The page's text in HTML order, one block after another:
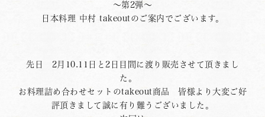
〜第2弾〜
日本料理 中村 takeoutのご案内でございます。
先日 2月10.11日と2日目間に渡り販売させて頂きまし
た。
お料理詰め合わせセットのtakeout商品 皆様より大変ご好
評頂きまして誠に有り難うございました。